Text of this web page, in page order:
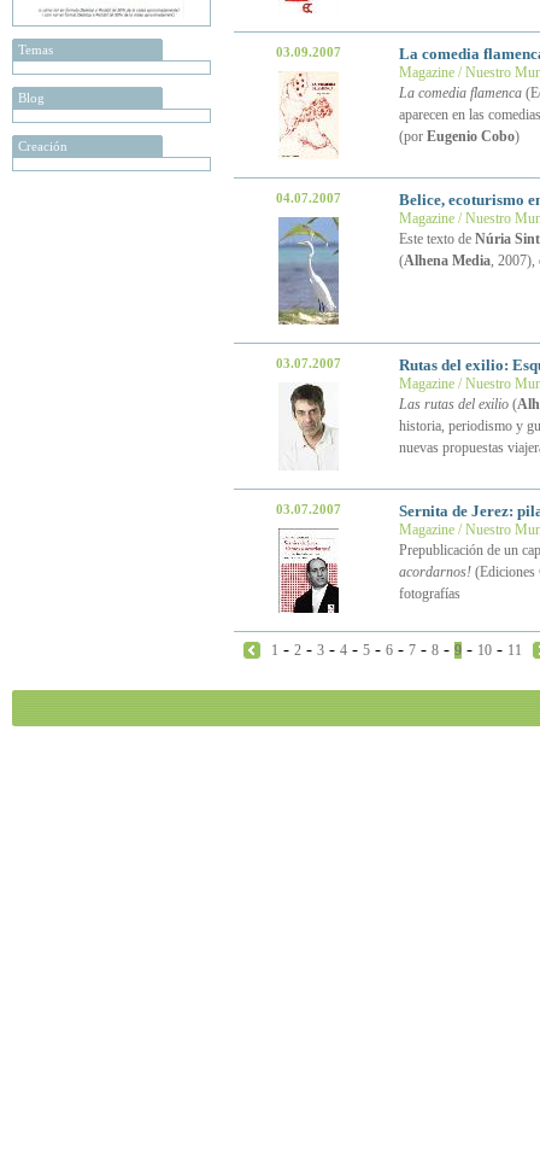
Temas
Blog
Creación
03.09.2007 La comedia
Magazine / Nuestro
La comedia flamenca
aparecen en las
(por Eugenio Cobo)
04.07.2007 Belice, ecoturismo
Magazine / Nuestro
Este texto de Núria
(Alhena Media, 2007),
03.07.2007 Rutas del exilio:
Magazine / Nuestro
Las rutas del exilio(
historia, periodismo y
nuevas propuestas
03.07.2007 Sernita de Jerez:
Magazine / Nuestro
Prepublicación de un
acordarnos!(Ediciones
fotografías
1 - 2 - 3 - 4 - 5 - 6 - 7 - 8 - 9 - 10 - 11